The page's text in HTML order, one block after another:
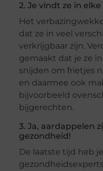
2. Je vindt ze in
Het
dat ze in veel
verkrijgbaar zijn.
gemaakt dat je ze
snijden om frietjes
en daarmee ook
bijvoorbeeld
bijgerechten.
3. Ja, aardappelen
gezondheid!
De laatste tijd heb